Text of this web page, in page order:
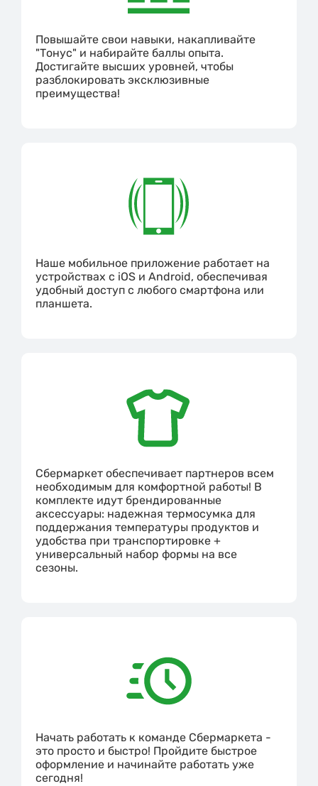
Повышайте свои навыки, накапливайте
"Тонус" и набирайте баллы опыта.
Достигайте высших уровней, чтобы
разблокировать эксклюзивные
преимущества!
Наше мобильное приложение работает на
устройствах с iOS и Android, обеспечивая
удобный доступ с любого смартфона или
планшета.
Сбермаркет обеспечивает партнеров всем
необходимым для комфортной работы! В
комплекте идут брендированные
аксессуары: надежная термосумка для
поддержания температуры продуктов и
удобства при транспортировке +
универсальный набор формы на все
сезоны.
Начать работать к команде Сбермаркета -
это просто и быстро! Пройдите быстрое
оформление и начинайте работать уже
сегодня!